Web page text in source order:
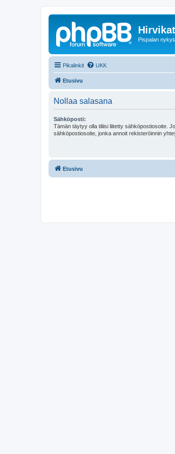
Pispalan
Pikalinkit UKK
Etusivu
Nollaa salasana
Sähköposti:
Tämän täytyy olla tiliisi liitetty sähköpostiosoite.
sähköpostiosoite, jonka annoit rekisteröinnin
Etusivu